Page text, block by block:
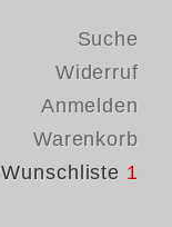
Suche
Widerruf
Anmelden
Warenkorb
Wunschliste 1